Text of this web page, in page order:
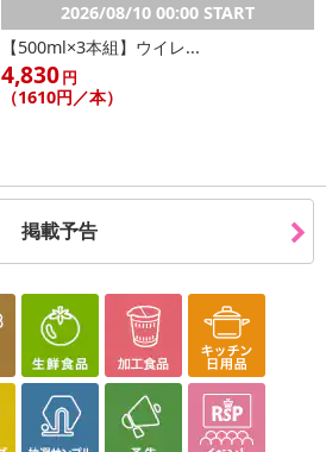
2026/08/10 00:00 START
【500ml×3本組】ウイレ...
4,830円
（1610円／本）
掲載予告